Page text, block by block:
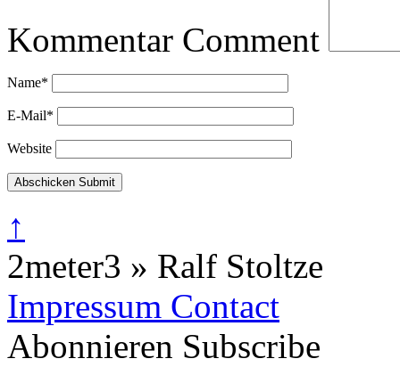
Kommentar Comment
Name*
E-Mail*
Website
Abschicken Submit
↑
2meter3 » Ralf Stoltze
Impressum Contact
Abonnieren Subscribe